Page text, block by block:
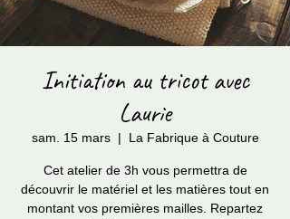
Initiation au tricot avec
Laurie
sam. 15 mars
  |
La Fabrique à Couture
Cet atelier de 3h vous permettra de
découvrir le matériel et les matières tout en
montant vos premières mailles. Repartez